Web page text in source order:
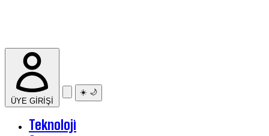
ÜYE GİRİŞİ
☀️ 🌙
Teknoloji